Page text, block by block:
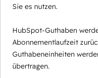
Sie es nutzen.
HubSpot-Guthaben
Abonnementlaufzeit
Guthabeneinheiten
übertragen.